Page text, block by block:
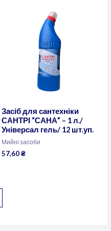
Засіб для сантехніки
САНТРІ “САНА” – 1 л./
Універсал гель/ 12 шт.уп.
Мийні засоби
57,60₴